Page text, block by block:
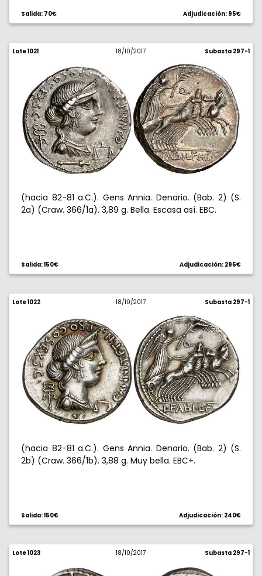
Salida: 70€ Adjudicación: 95€
Lote 1021 18/10/2017 Subasta 297-1
(hacia 82-81 a.C.). Gens Annia. Denario. (Bab. 2) (S.
2a) (Craw. 366/1a). 3,89 g. Bella. Escasa así. EBC.
Salida: 150€ Adjudicación: 295€
Lote 1022 18/10/2017 Subasta 297-1
(hacia 82-81 a.C.). Gens Annia. Denario. (Bab. 2) (S.
2b) (Craw. 366/1b). 3,88 g. Muy bella. EBC+.
Salida: 150€ Adjudicación: 240€
Lote 1023 18/10/2017 Subasta 297-1